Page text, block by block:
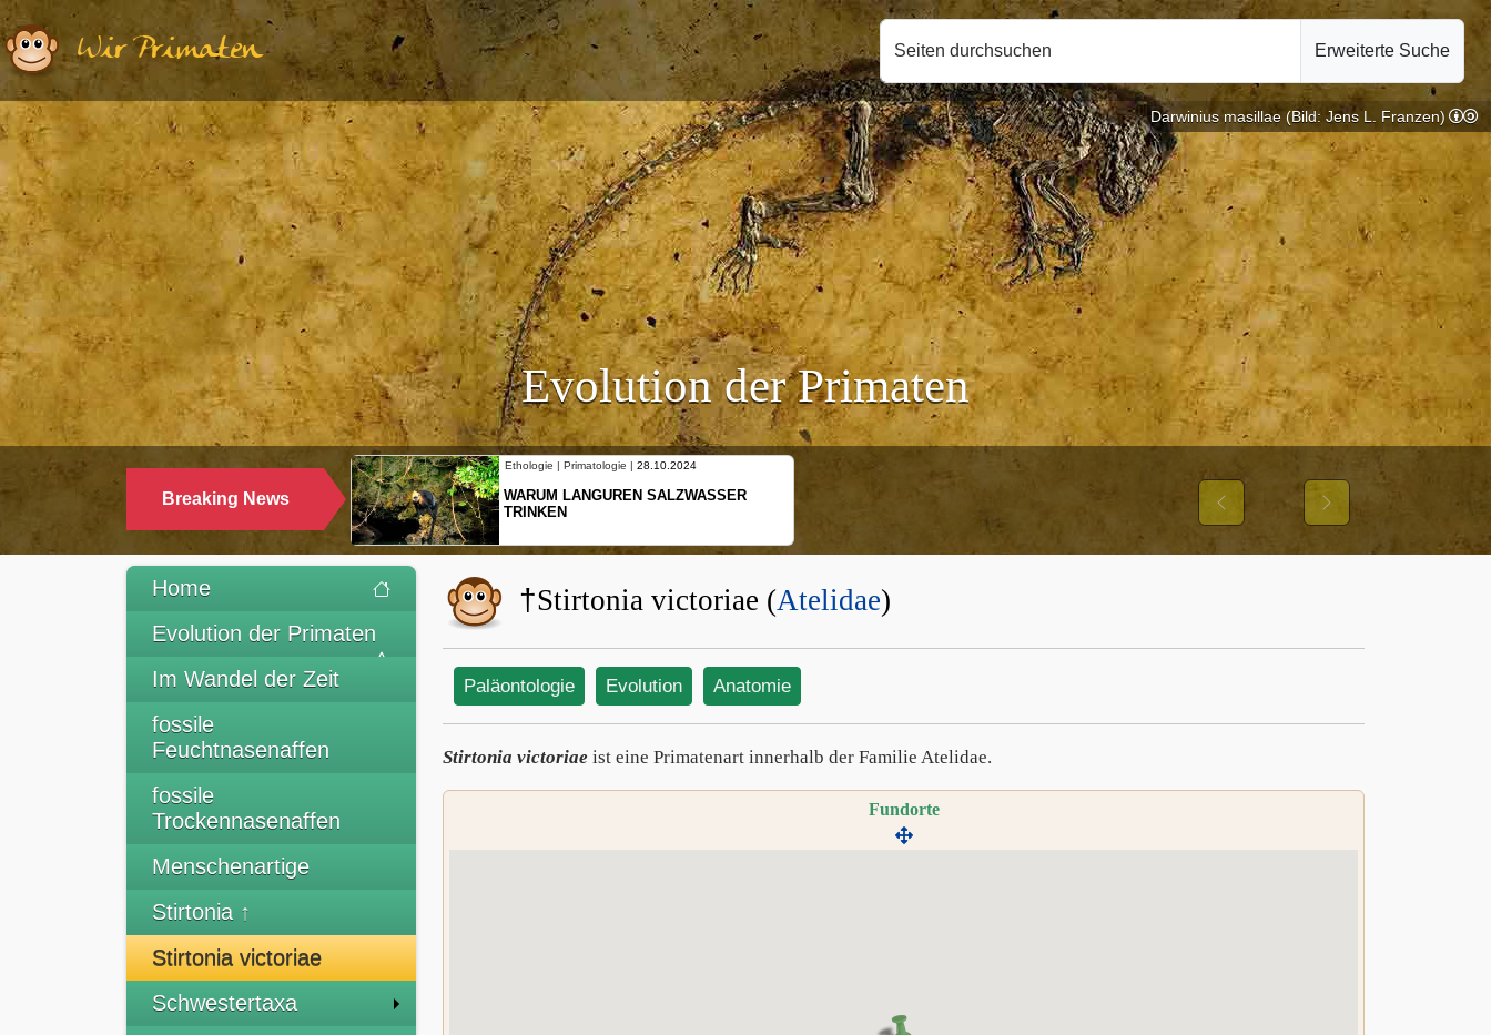
Wir Primaten Seiten durchsuchen Erweiterte Suche
Evolution der Primaten
Breaking News
10.10.2024
BEWEGUNGSMUSTER
Ethologie | Primatologie |28.10.2024
WARUM LANGUREN SALZWASSER
TRINKEN
Previous Next
Darwinius masillae (Bild: Jens L. Franzen)
Home
Evolution der Primaten
Im Wandel der Zeit
fossile
Feuchtnasenaffen
fossile
Trockennasenaffen
Menschenartige
Stirtonia ↑
Stirtonia victoriae
Schwestertaxa
†Stirtonia victoriae (Atelidae)
Paläontologie Evolution Anatomie
Stirtonia victoriae ist eine Primatenart innerhalb der Familie Atelidae.
Fundorte